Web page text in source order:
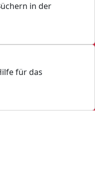
in der
für das